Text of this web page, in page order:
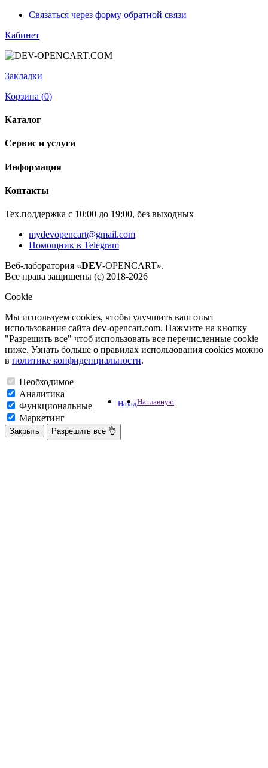
НазадНа главную
Связаться через форму обратной связи
Кабинет
Закладки
Корзина (0)
Каталог
Сервис и услуги
Информация
Контакты
Тех.поддержка с 10:00 до 19:00, без выходных
mydevopencart@gmail.com
Помощник в Telegram
Веб-лаборатория «DEV-OPENCART».
Все права защищены (с) 2018-2026
Cookie
Мы используем cookies, чтобы улучшить ваш опыт
использования сайта dev-opencart.com. Нажмите на кнопку
"Разрешить все" чтоб использовать все перечисленные cookie
ниже. Узнать больше о правилах использования cookies можно
в политике конфиденциальности.
Необходимое
Аналитика
Функциональные
Маркетинг
Закрыть Разрешить все 👌